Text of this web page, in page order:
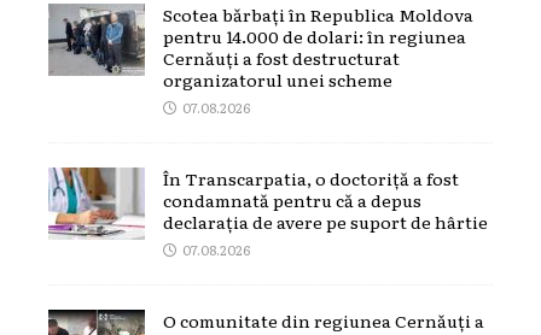
Scotea bărbați în Republica Moldova
pentru 14.000 de dolari: în regiunea
Cernăuți a fost destructurat
organizatorul unei scheme
07.08.2026
În Transcarpatia, o doctoriță a fost
condamnată pentru că a depus
declarația de avere pe suport de hârtie
07.08.2026
O comunitate din regiunea Cernăuți a